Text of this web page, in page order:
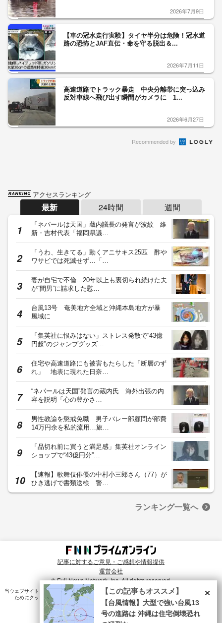
2026年7月9日
【車の冠水走行実験】タイヤ半分は危険！冠水道
路の恐怖とJAF直伝・命を守る脱出＆...
2026年7月11日
高速道路でトラック暴走 中央分離帯に突っ込み
反対車線へ飛び出す瞬間がカメラに 1...
2026年6月27日
Recommended by
アクセスランキング
最新 24時間 週間
「ネパールは天国」蔵内議長の発言が波紋 維
新・吉村代表「福岡県議…
「うわ、生きてる」動くアニサキス25匹 酢や
ワサビでは死滅せず…「…
妻が自宅で不倫…20年以上も裏切られ続けた夫
が“間男”に請求した慰…
台風13号 奄美地方全域と沖縄本島地方が暴
風域に
「集英社に恨みはない」ストレス発散で“43億
円超”のジャンプグッズ…
住宅や高速道路にも被害もたらした「断層のず
れ」 地表に現れた日奈…
“ネパールは天国”発言の蔵内氏 海外出張の内
容を説明「心の豊かさ…
男性教諭を懲戒免職 男子バレー部顧問が部費
14万円余を私的流用…旅…
「品切れ前に買うと満足感」集英社オンライン
ショップで“43億円分”…
【速報】歌舞伎俳優の中村小三郎さん（77）が
ひき逃げで書類送検 警…
ランキング一覧へ
記事に対するご意見・ご感想や情報提供
運営会社
© Fuji News Network, Inc. All rights reserved.
当ウェブサイトでは、ユーザのニーズ・興味・関⼼に合致したコンテンツや広告配信を提供する
ためにクッキーを使⽤しています。詳細は、
プライバシーポリシー をご確認ください。×
【この記事もオススメ】
【台風情報】大型で強い台風13
号の進路は 沖縄は住宅倒壊恐れ